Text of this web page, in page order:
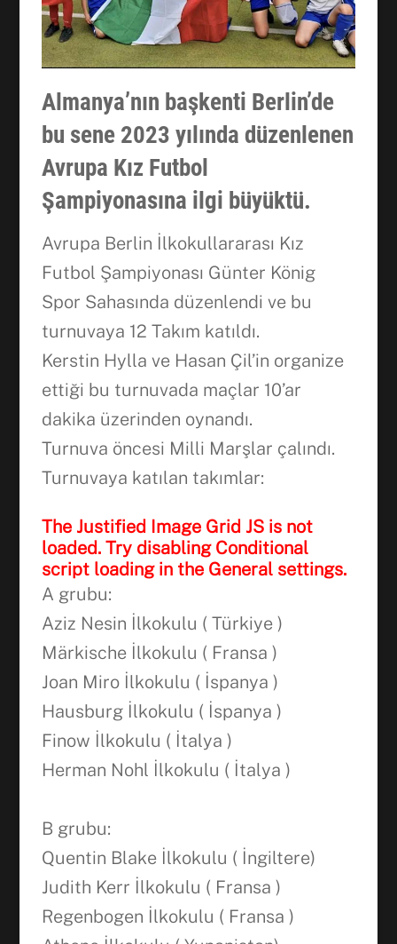
Almanya’nın başkenti Berlin’de
bu sene 2023 yılında düzenlenen
Avrupa Kız Futbol
Şampiyonasına ilgi büyüktü.
Avrupa Berlin İlkokullararası Kız
Futbol Şampiyonası Günter König
Spor Sahasında düzenlendi ve bu
turnuvaya 12 Takım katıldı.
Kerstin Hylla ve Hasan Çil’in organize
ettiği bu turnuvada maçlar 10’ar
dakika üzerinden oynandı.
Turnuva öncesi Milli Marşlar çalındı.
Turnuvaya katılan takımlar:
The Justified Image Grid JS is not
loaded. Try disabling Conditional
script loading in the General settings.
A grubu:
Aziz Nesin İlkokulu ( Türkiye )
Märkische İlkokulu ( Fransa )
Joan Miro İlkokulu ( İspanya )
Hausburg İlkokulu ( İspanya )
Finow İlkokulu ( İtalya )
Herman Nohl İlkokulu ( İtalya )
B grubu:
Quentin Blake İlkokulu ( İngiltere)
Judith Kerr İlkokulu ( Fransa )
Regenbogen İlkokulu ( Fransa )